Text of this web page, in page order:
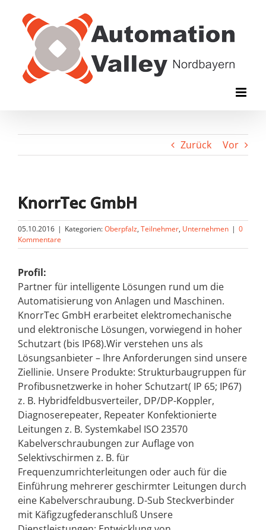
Inhalt
springen
Zurück Vor
KnorrTec GmbH
05.10.2016 | Kategorien:Oberpfalz, Teilnehmer, Unternehmen | 0
Kommentare
Profil:
Partner für intelligente Lösungen rund um die
Automatisierung von Anlagen und Maschinen.
KnorrTec GmbH erarbeitet elektromechanische
und elektronische Lösungen, vorwiegend in hoher
Schutzart (bis IP68).Wir verstehen uns als
Lösungsanbieter – Ihre Anforderungen sind unsere
Ziellinie. Unsere Produkte: Strukturbaugruppen für
Profibusnetzwerke in hoher Schutzart( IP 65; IP67)
z. B. Hybridfeldbusverteiler, DP/DP-Koppler,
Diagnoserepeater, Repeater Konfektionierte
Leitungen z. B. Systemkabel ISO 23570
Kabelverschraubungen zur Auflage von
Selektivschirmen z. B. für
Frequenzumrichterleitungen oder auch für die
Einführung mehrerer geschirmter Leitungen durch
eine Kabelverschraubung. D-Sub Steckverbinder
mit Käfigzugfederanschluß Unsere